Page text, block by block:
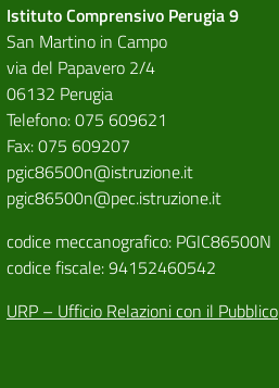
Istituto Comprensivo Perugia 9
San Martino in Campo
via del Papavero 2/4
06132 Perugia
Telefono: 075 609621
Fax: 075 609207
pgic86500n@istruzione.it
pgic86500n@pec.istruzione.it
codice meccanografico: PGIC86500N
codice fiscale: 94152460542
URP – Ufficio Relazioni con il Pubblico